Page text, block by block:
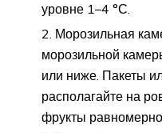
уровне 1–4 °С.
Морозильная
морозильной
или ниже. Пакеты
располагайте на
фрукты